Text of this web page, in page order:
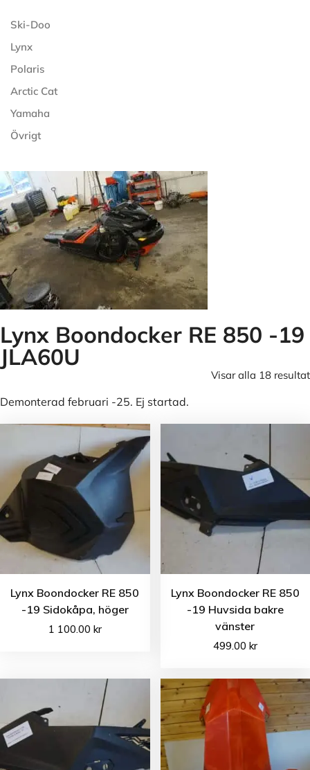
Ski-Doo
Lynx
Polaris
Arctic Cat
Yamaha
Övrigt
Lynx Boondocker RE 850 -19
JLA60U
Visar alla 18 resultat
Demonterad februari -25. Ej startad.
Lynx Boondocker RE 850
-19 Sidokåpa, höger
1 100.00 kr
Lynx Boondocker RE 850
-19 Huvsida bakre
vänster
499.00 kr